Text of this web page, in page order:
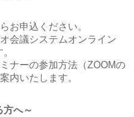
お申込ください。
会議システムオンライン
ナーの参加方法（ZOOMの
内いたします。
方へ～